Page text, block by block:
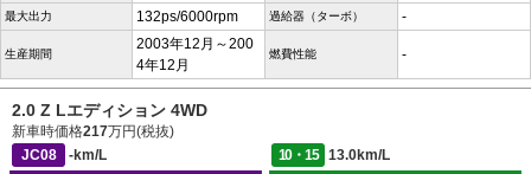
最大出力 132ps/6000rpm 過給器（ターボ） -
生産期間
2003年12月～200
4年12月
燃費性能 -
2.0 Z Lエディション 4WD
新車時価格217万円(税抜)
JC08
-km/L 10・15
13.0km/L